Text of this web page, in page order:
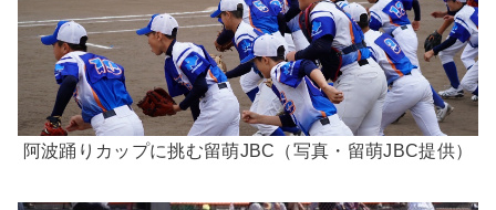
阿波踊りカップに挑む留萌JBC（写真・留萌JBC提供）